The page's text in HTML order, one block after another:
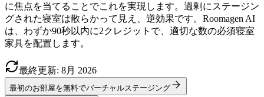
に焦点を当てることでこれを実現します。過剰にステージン
グされた寝室は散らかって見え、逆効果です。Roomagen AI
は、わずか90秒以内に2クレジットで、適切な数の必須寝室
家具を配置します。
最終更新: 8月 2026
最初のお部屋を無料でバーチャルステージング